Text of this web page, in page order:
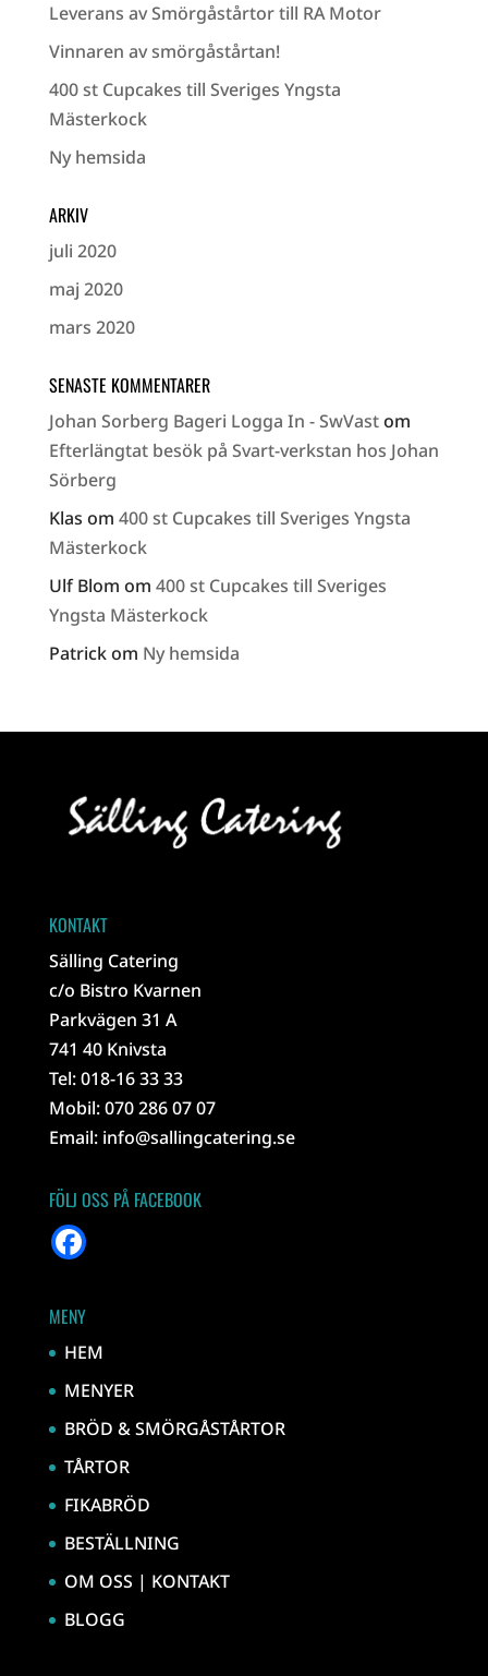
Leverans av Smörgåstårtor till RA Motor
Vinnaren av smörgåstårtan!
400 st Cupcakes till Sveriges Yngsta
Mästerkock
Ny hemsida
ARKIV
juli 2020
maj 2020
mars 2020
SENASTE KOMMENTARER
Johan Sorberg Bageri Logga In - SwVastom
Efterlängtat besök på Svart-verkstan hos Johan
Sörberg
Klas om 400 st Cupcakes till Sveriges Yngsta
Mästerkock
Ulf Blom om 400 st Cupcakes till Sveriges
Yngsta Mästerkock
Patrickom Ny hemsida
KONTAKT
Sälling Catering
c/o Bistro Kvarnen
Parkvägen 31 A
741 40 Knivsta
Tel: 018-16 33 33
Mobil: 070 286 07 07
Email: info@sallingcatering.se
FÖLJ OSS PÅ FACEBOOK
MENY
HEM
MENYER
BRÖD & SMÖRGÅSTÅRTOR
TÅRTOR
FIKABRÖD
BESTÄLLNING
OM OSS | KONTAKT
BLOGG